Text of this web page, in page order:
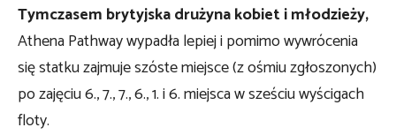
Tymczasem brytyjska drużyna kobiet i młodzieży,
Athena Pathway wypadła lepiej i pomimo wywrócenia
się statku zajmuje szóste miejsce (z ośmiu zgłoszonych)
po zajęciu 6., 7., 7., 6., 1. i 6. miejsca w sześciu wyścigach
floty.